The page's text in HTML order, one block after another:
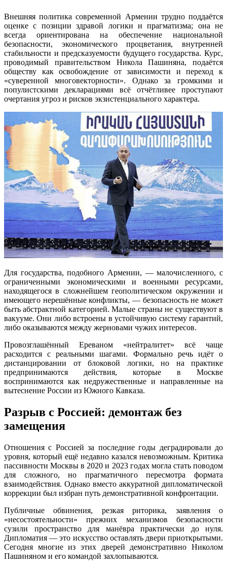
Внешняя политика современной Армении трудно поддаётся
оценке с позиции здравой логики и прагматизма; она не
всегда ориентирована на обеспечение национальной
безопасности, экономического процветания, внутренней
стабильности и предсказуемости будущего государства. Курс,
проводимый правительством Никола Пашиняна, подаётся
обществу как освобождение от зависимости и переход к
«суверенной многовекторности». Однако за громкими и
популистскими декларациями всё отчётливее проступают
очертания угроз и рисков экзистенциального характера.
Для государства, подобного Армении, — малочисленного, с
ограниченными экономическими и военными ресурсами,
находящегося в сложнейшем геополитическом окружении и
имеющего нерешённые конфликты, — безопасность не может
быть абстрактной категорией. Малые страны не существуют в
вакууме. Они либо встроены в устойчивую систему гарантий,
либо оказываются между жерновами чужих интересов.
Провозглашённый Ереваном «нейтралитет» всё чаще
расходится с реальными шагами. Формально речь идёт о
дистанцировании от блоковой логики, но на практике
предпринимаются действия, которые в Москве
воспринимаются как недружественные и направленные на
вытеснение России из Южного Кавказа.
Разрыв с Россией: демонтаж без
замещения
Отношения с Россией за последние годы деградировали до
уровня, который ещё недавно казался невозможным. Критика
пассивности Москвы в 2020 и 2023 годах могла стать поводом
для сложного, но прагматичного пересмотра формата
взаимодействия. Однако вместо аккуратной дипломатической
коррекции был избран путь демонстративной конфронтации.
Публичные обвинения, резкая риторика, заявления о
«несостоятельности» прежних механизмов безопасности
сузили пространство для манёвра практически до нуля.
Дипломатия — это искусство оставлять двери приоткрытыми.
Сегодня многие из этих дверей демонстративно Николом
Пашиняном и его командой захлопываются.